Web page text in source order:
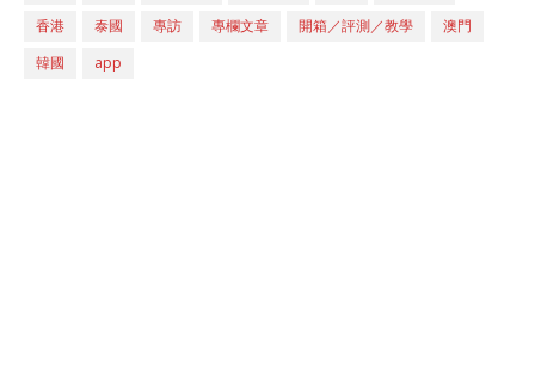
香港
泰國 專訪 專欄文章 開箱／評測／教學
澳門
韓國
app